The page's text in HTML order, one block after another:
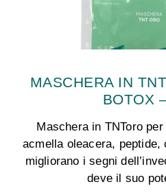
MASCHERA IN
BOTOX
Maschera in TNToro
acmella oleacera,
migliorano i segni
deve il suo